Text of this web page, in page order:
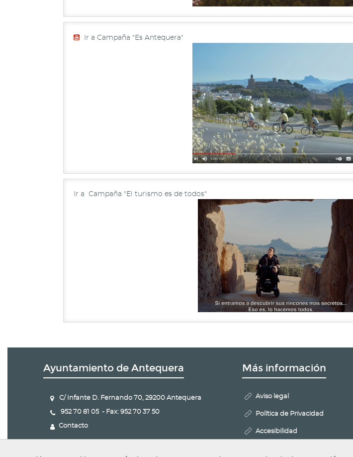
Ir a Campaña "Es Antequera"
Ir a Campaña "El turismo es de todos"
Ayuntamiento de Antequera
C/ Infante D. Fernando 70, 29200 Antequera
952 70 81 05 - Fax: 952 70 37 50
Contacto
Más información
Aviso legal
Política de Privacidad
Accesibilidad